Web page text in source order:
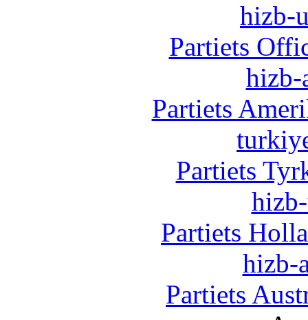
hizb-
Partiets
hizb-
Partiets
Partiets
Partiets
hizb-
Partiets